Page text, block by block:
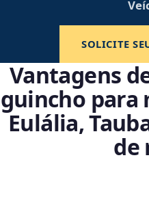
SOLICITE
Vantagens
guincho para
Eulália,
de